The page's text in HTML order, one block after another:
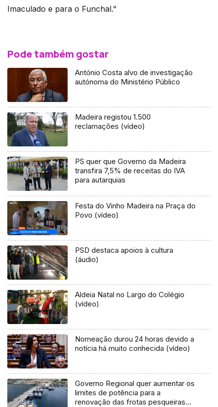
Imaculado e para o Funchal."
Pode também gostar
António Costa alvo de investigação
autónoma do Ministério Público
Madeira registou 1.500
reclamações (vídeo)
PS quer que Governo da Madeira
transfira 7,5% de receitas do IVA
para autarquias
Festa do Vinho Madeira na Praça do
Povo (vídeo)
PSD destaca apoios à cultura
(áudio)
Aldeia Natal no Largo do Colégio
(vídeo)
Nomeação durou 24 horas devido a
notícia há muito conhecida (vídeo)
Governo Regional quer aumentar os
limites de potência para a
renovação das frotas pesqueiras